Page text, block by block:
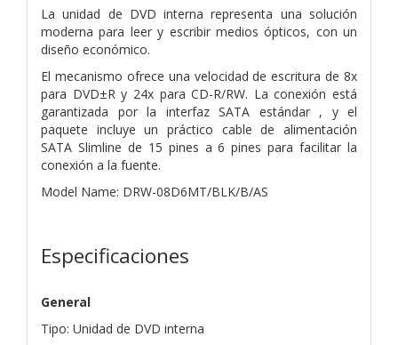
La unidad de DVD interna representa una solución
moderna para leer y escribir medios ópticos, con un
diseño económico.
El mecanismo ofrece una velocidad de escritura de 8x
para DVD±R y 24x para CD-R/RW. La conexión está
garantizada por la interfaz SATA estándar , y el
paquete incluye un práctico cable de alimentación
SATA Slimline de 15 pines a 6 pines para facilitar la
conexión a la fuente.
Model Name: DRW-08D6MT/BLK/B/AS
Especificaciones
General
Tipo: Unidad de DVD interna